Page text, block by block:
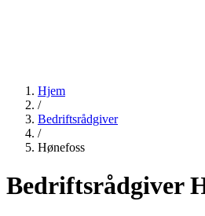
Hjem
/
Bedriftsrådgiver
/
Hønefoss
Bedriftsrådgiver